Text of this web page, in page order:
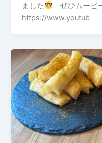
ました
ぜひムービ
https://www.youtub